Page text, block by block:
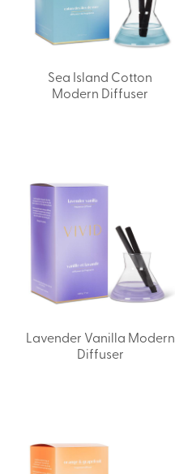
Sea Island Cotton
Modern Diffuser
Lavender Vanilla Modern
Diffuser